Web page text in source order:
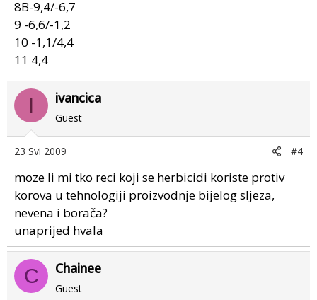
8B-9,4/-6,7
9 -6,6/-1,2
10 -1,1/4,4
11 4,4
I ivancica
Guest
23 Svi 2009 #4
moze li mi tko reci koji se herbicidi koriste protiv
korova u tehnologiji proizvodnje bijelog sljeza,
nevena i borača?
unaprijed hvala
C Chainee
Guest